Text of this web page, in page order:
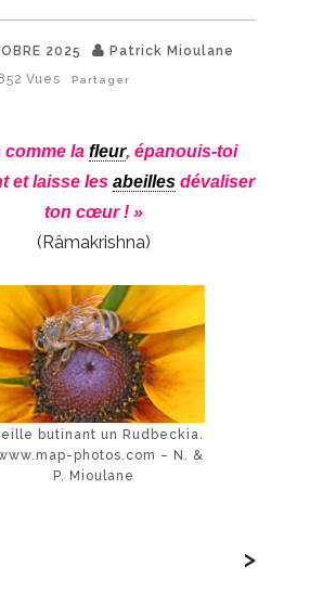
2025
Patrick Mioulane
Vues Partager
comme la fleur, épanouis-toi
et laisse les abeilles dévaliser
ton cœur ! »
(Râmakrishna)
butinant un Rudbeckia.
photos.com – N. &
P. Mioulane
>